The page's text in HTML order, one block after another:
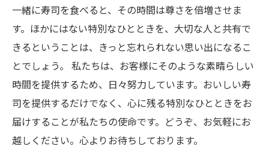
一緒に寿司を食べると、その時間は尊さを倍増させま
す。ほかにはない特別なひとときを、大切な人と共有で
きるということは、きっと忘れられない思い出になるこ
とでしょう。 私たちは、お客様にそのような素晴らしい
時間を提供するため、日々努力しています。おいしい寿
司を提供するだけでなく、心に残る特別なひとときをお
届けすることが私たちの使命です。どうぞ、お気軽にお
越しください。心よりお待ちしております。